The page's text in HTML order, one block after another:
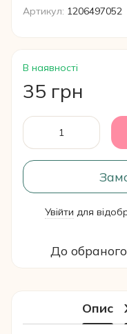
Артикул: 1206497052
В наявності
35 грн
Увійти для
До обраного
Опис